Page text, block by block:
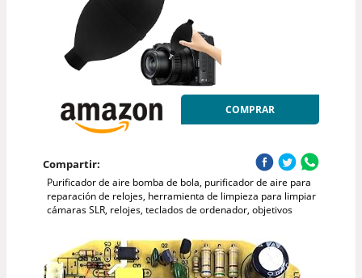
COMPRAR
Compartir:
Purificador de aire bomba de bola, purificador de aire para
reparación de relojes, herramienta de limpieza para limpiar
cámaras SLR, relojes, teclados de ordenador, objetivos